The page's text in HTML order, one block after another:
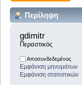
Περίληψη
gdimitr
Περαστικός
Αποσυνδεδεμένος
Εμφάνιση μηνυμάτων
Εμφάνιση στατιστικών